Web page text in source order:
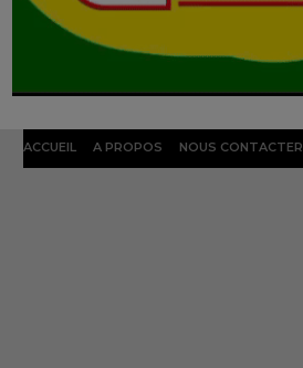
ACCUEIL A PROPOS NOUS CONTACTER